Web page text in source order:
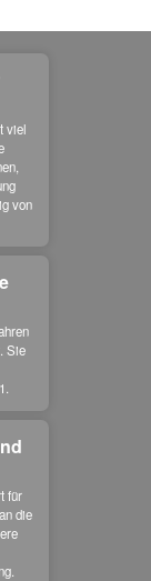
viel
von
Sie
für
die